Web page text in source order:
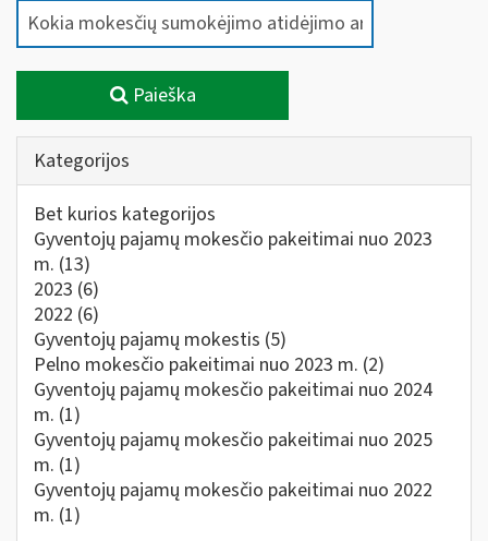
Paieška
Kategorijos
Bet kurios kategorijos
Gyventojų pajamų mokesčio pakeitimai nuo 2023
m. (13)
2023 (6)
2022 (6)
Gyventojų pajamų mokestis (5)
Pelno mokesčio pakeitimai nuo 2023 m. (2)
Gyventojų pajamų mokesčio pakeitimai nuo 2024
m. (1)
Gyventojų pajamų mokesčio pakeitimai nuo 2025
m. (1)
Gyventojų pajamų mokesčio pakeitimai nuo 2022
m. (1)